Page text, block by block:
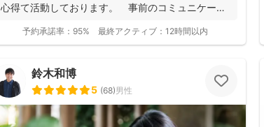
心得て活動しております。 事前のコミュニケーシ
予約承諾率： 95% 最終アクティブ： 12時間以内
鈴木和博
5 (68)男性